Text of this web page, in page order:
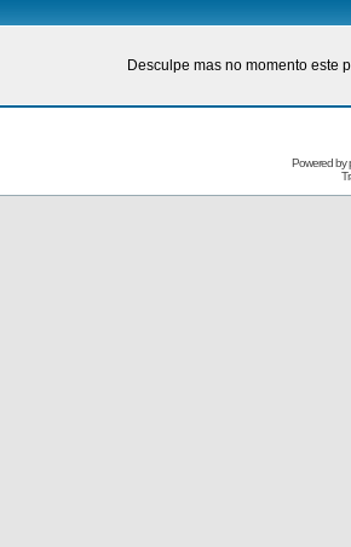
Desculpe mas no momento este
Powered by